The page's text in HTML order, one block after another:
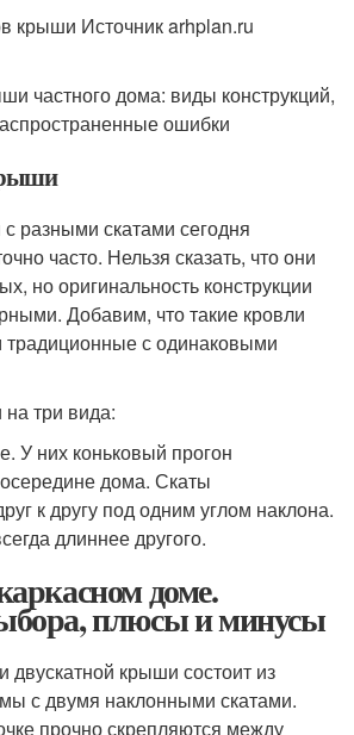
крыши Источник arhplan.ru
частного дома: виды конструкций,
ошибки
разными скатами сегодня
часто. Нельзя сказать, что они
но оригинальность конструкции
Добавим, что такие кровли
с одинаковыми
три вида:
У них коньковый прогон
дома. Скаты
к другу под одним углом наклона.
длиннее другого.
доме.
плюсы и минусы
двускатной крыши состоит из
с двумя наклонными скатами.
прочно скрепляются между